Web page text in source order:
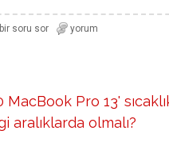
MacBook Pro 13'
aralıklarda olmalı?